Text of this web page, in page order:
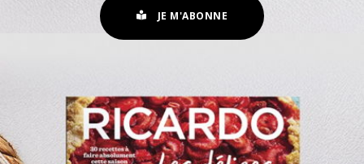
JE M'ABONNE